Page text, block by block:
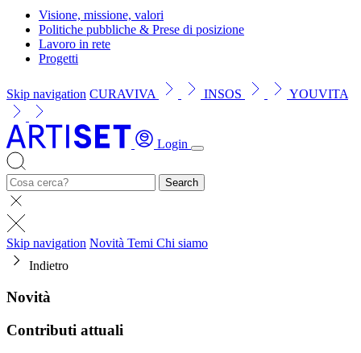
Visione, missione, valori
Politiche pubbliche & Prese di posizione
Lavoro in rete
Progetti
Skip navigation CURAVIVA INSOS YOUVITA
Login
Search
Skip navigation Novità Temi Chi siamo
Indietro
Novità
Contributi attuali